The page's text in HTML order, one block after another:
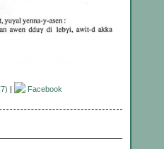
| Facebook